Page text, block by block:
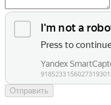
Отправить